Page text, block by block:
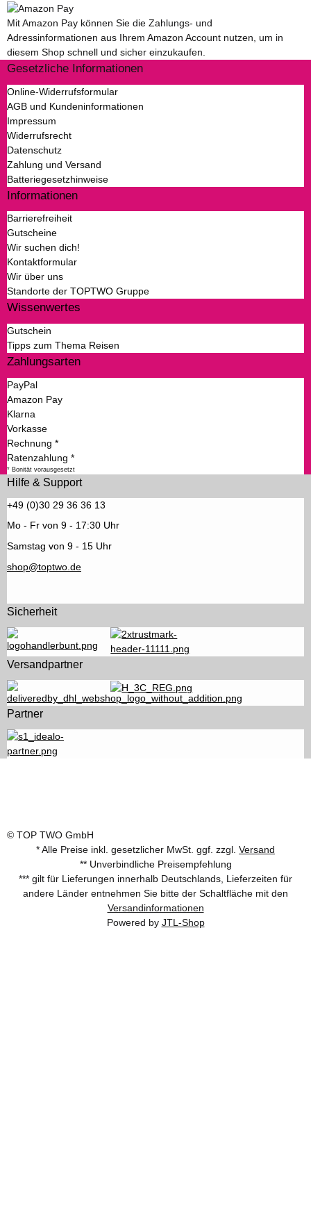
Mit Amazon Pay können Sie die Zahlungs- und
Adressinformationen aus Ihrem Amazon Account nutzen, um in
diesem Shop schnell und sicher einzukaufen.
Gesetzliche Informationen
Online-Widerrufsformular
AGB und Kundeninformationen
Impressum
Widerrufsrecht
Datenschutz
Zahlung und Versand
Batteriegesetzhinweise
Informationen
Barrierefreiheit
Gutscheine
Wir suchen dich!
Kontaktformular
Wir über uns
Standorte der TOPTWO Gruppe
Wissenwertes
Gutschein
Tipps zum Thema Reisen
Zahlungsarten
PayPal
Amazon Pay
Klarna
Vorkasse
Rechnung *
Ratenzahlung *
* Bonität vorausgesetzt
Hilfe & Support
+49 (0)30 29 36 36 13
Mo - Fr von 9 - 17:30 Uhr
Samstag von 9 - 15 Uhr
shop@toptwo.de
Sicherheit
Versandpartner
Partner
© TOP TWO GmbH
* Alle Preise inkl. gesetzlicher MwSt. ggf. zzgl. Versand
** Unverbindliche Preisempfehlung
*** gilt für Lieferungen innerhalb Deutschlands, Lieferzeiten für
andere Länder entnehmen Sie bitte der Schaltfläche mit den
Versandinformationen
Powered by JTL-Shop